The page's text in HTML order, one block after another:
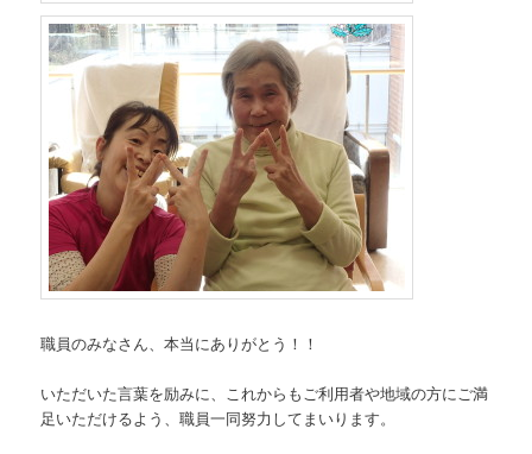
職員のみなさん、本当にありがとう！！
いただいた言葉を励みに、これからもご利用者や地域の方にご満
足いただけるよう、職員一同努力してまいります。